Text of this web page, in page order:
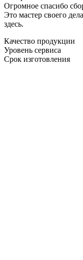
Огромное спасибо
Это мастер своего
здесь.
Качество продукции
Уровень сервиса
Срок изготовления